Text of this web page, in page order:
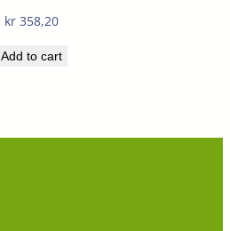
kr358,20
Add to cart